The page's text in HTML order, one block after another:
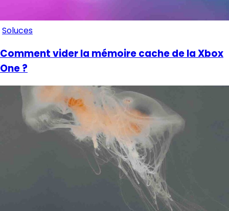
Soluces
Comment vider la mémoire cache de la Xbox
One ?